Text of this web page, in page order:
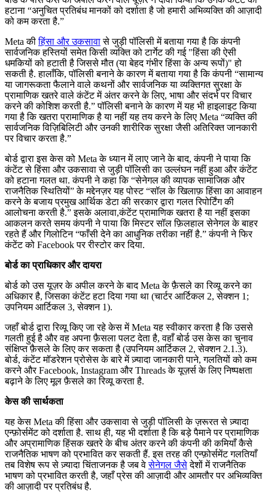
हटाना “अनुचित प्रतिबंध मानकों को दर्शाता है जो हमारी अभिव्यक्ति की आज़ादी
को कम करता है.”
Meta कीहिंसा और उकसावासे जुड़ी पॉलिसी में बताया गया है कि कंपनी
सार्वजनिक हस्तियों समेत किसी व्यक्ति को टार्गेट की गई "हिंसा की ऐसी
धमकियों को हटाती है जिससे मौत (या बेहद गंभीर हिंसा के अन्य रूपों)" हो
सकती है. हालाँकि, पॉलिसी बनाने के कारण में बताया गया है कि कंपनी “सामान्य
या जागरूकता फैलाने वाले कथनों और सार्वजनिक या व्यक्तिगत सुरक्षा के
प्रामाणिक खतरे वाले कंटेंट में अंतर करने के लिए, भाषा और संदर्भ पर विचार
करने की कोशिश करती है.” पॉलिसी बनाने के कारण में यह भी हाइलाइट किया
गया है कि खतरा प्रामाणिक है या नहीं यह तय करने के लिए Meta “व्यक्ति की
सार्वजनिक विज़िबिलिटी और उनकी शारीरिक सुरक्षा जैसी अतिरिक्त जानकारी
पर विचार करता है.”
बोर्ड द्वारा इस केस को Meta के ध्यान में लाए जाने के बाद, कंपनी ने पाया कि
कंटेंट से हिंसा और उकसावा से जुड़ी पॉलिसी का उल्लंघन नहीं हुआ और कंटेंट
को हटाना गलत था. कंपनी ने कहा कि “सेनेगल की व्यापक सामाजिक और
राजनैतिक स्थितियों” के मद्देनज़र यह पोस्ट “सॉल के खिलाफ़ हिंसा का आवाहन
करने के बजाय प्रमुख आर्थिक डेटा की सरकार द्वारा गलत रिपोर्टिंग की
आलोचना करती है.” इसके अलावा,कंटेंट प्रामाणिक खतरा है या नहीं इसका
आकलन करते समय कंपनी ने पाया कि मिस्टर सॉल फ़िलहाल सेनेगल के बाहर
रहते हैं और गिलोटिन “फाँसी देने का आधुनिक तरीका नहीं है.” कंपनी ने फिर
कंटेंट को Facebook पर रीस्टोर कर दिया.
बोर्ड का प्राधिकार और दायरा
बोर्ड को उस यूज़र के अपील करने के बाद Meta के फ़ैसले का रिव्यू करने का
अधिकार है, जिसका कंटेंट हटा दिया गया था (चार्टर आर्टिकल 2, सेक्शन 1;
उपनियम आर्टिकल 3, सेक्शन 1).
जहाँ बोर्ड द्वारा रिव्यू किए जा रहे केस में Meta यह स्वीकार करता है कि उससे
गलती हुई है और वह अपना फ़ैसला पलट देता है, वहाँ बोर्ड उस केस का चुनाव
संक्षिप्त फ़ैसले के लिए कर सकता है (उपनियम आर्टिकल 2, सेक्शन 2.1.3).
बोर्ड, कंटेंट मॉडरेशन प्रोसेस के बारे में ज़्यादा जानकारी पाने, गलतियों को कम
करने और Facebook, Instagram और Threads के यूज़र्स के लिए निष्पक्षता
बढ़ाने के लिए मूल फ़ैसले का रिव्यू करता है.
केस की सार्थकता
यह केस Meta की हिंसा और उकसावा से जुड़ी पॉलिसी के ज़रूरत से ज़्यादा
एन्फ़ोर्समेंट को दर्शाता है. साथ ही, यह भी दर्शाता है कि बड़े पैमाने पर प्रामाणिक
और अप्रामाणिक हिंसक खतरे के बीच अंतर करने की कंपनी की कमियाँ कैसे
राजनैतिक भाषण को प्रभावित कर सकती हैं. इस तरह की एन्फ़ोर्समेंट गलतियाँ
तब विशेष रूप से ज़्यादा चिंताजनक है जब वेसेनेगल जैसेदेशों में राजनैतिक
भाषण को प्रभावित करती है, जहाँ प्रेस की आज़ादी और आमतौर पर अभिव्यक्ति
की आज़ादी पर प्रतिबंध है.